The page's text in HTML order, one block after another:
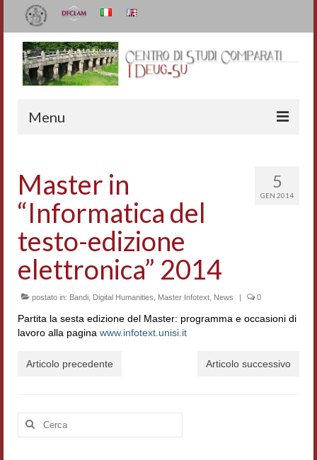
Menu
Organizzazione e contatti
Staff
I Deug-Su
Statuto
Relazioni sulle attività
Accordi di cooperazione
Ricerca
Koreanische Literatur und Kultur
5
GEN 2014
Master in
“Informatica del
testo-edizione
elettronica” 2014
postato in: Bandi Digital Humanities Master Infotext News | 0
Partita la sesta edizione del Master: programma e occasioni di
lavoro alla pagina www.infotext.unisi.it
Articolo precedente Articolo successivo
Cerca: